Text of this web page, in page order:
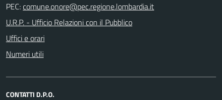
PEC:
U.R.P. - Ufficio Relazioni con il Pubblico
Uffici e orari
Numeri utili
CONTATTI D.P.O.